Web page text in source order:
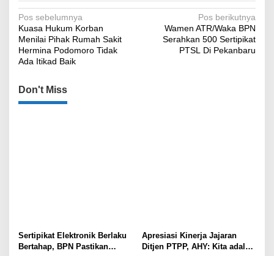
Navigasi
pos
Pos sebelumnya
Kuasa Hukum Korban
Menilai Pihak Rumah Sakit
Hermina Podomoro Tidak
Ada Itikad Baik
Pos berikutnya
Wamen ATR/Waka BPN
Serahkan 500 Sertipikat
PTSL Di Pekanbaru
Don't Miss
Sertipikat Elektronik Berlaku
Bertahap, BPN Pastikan
Apresiasi Kinerja Jajaran
Ditjen PTPP, AHY: Kita adalah